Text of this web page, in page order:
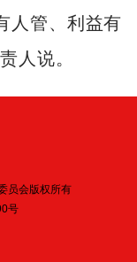
人管、利益有
人说。
员会版权所有
号